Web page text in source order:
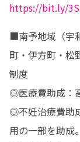
https://bit.ly/
■南予地域（宇
町・伊方町・松
制度
◎医療費助成：
◎不妊治療費助
用の一部を助成。